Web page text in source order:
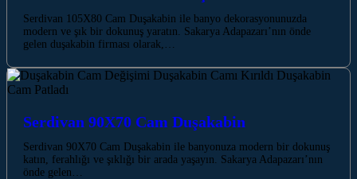
Serdivan 105X80 Cam Duşakabin ile banyo dekorasyonunuzda
modern ve şık bir dokunuş yaratın. Sakarya Adapazarı’nın önde
gelen duşakabin firması olarak,…
Serdivan 90X70 Cam Duşakabin
Serdivan 90X70 Cam Duşakabin ile banyonuza modern bir dokunuş
katın, ferahlığı ve şıklığı bir arada yaşayın. Sakarya Adapazarı’nın
önde gelen…